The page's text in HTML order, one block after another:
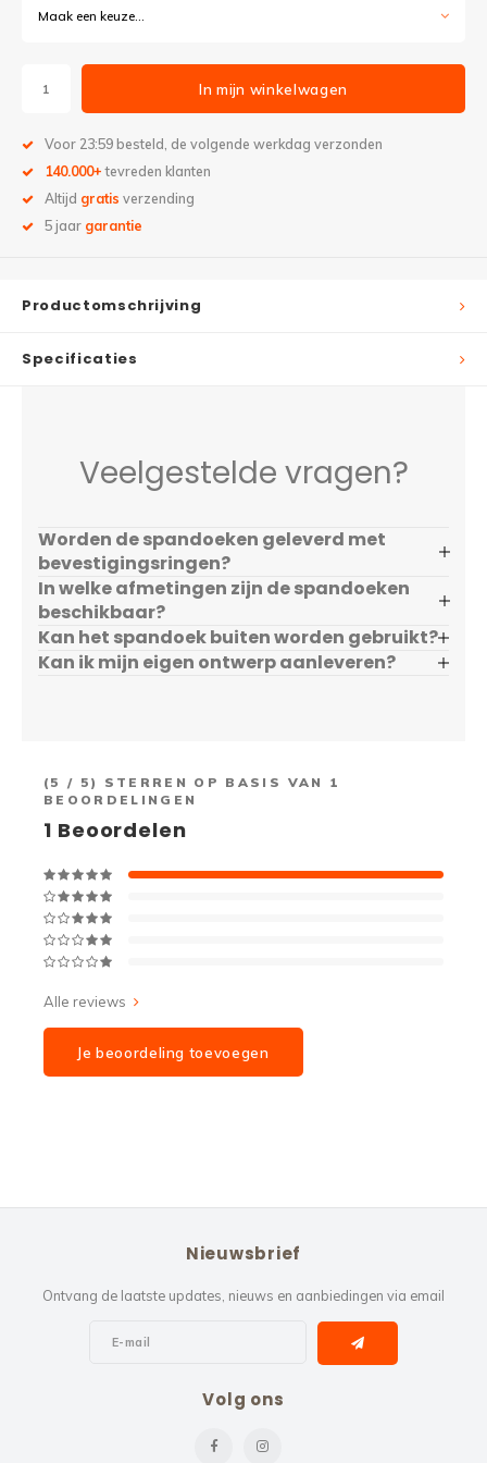
Maak een keuze...
In mijn winkelwagen
Voor 23:59 besteld, de volgende werkdag verzonden
140.000+ tevreden klanten
Altijd gratis verzending
5 jaar garantie
Productomschrijving
Specificaties
Veelgestelde vragen?
Worden de spandoeken geleverd met
bevestigingsringen?
In welke afmetingen zijn de spandoeken
beschikbaar?
Kan het spandoek buiten worden gebruikt?
Kan ik mijn eigen ontwerp aanleveren?
( 5 / 5) STERREN OP BASIS VAN 1
BEOORDELINGEN
1 Beoordelen
Alle reviews
Je beoordeling toevoegen
Nieuwsbrief
Ontvang de laatste updates, nieuws en aanbiedingen via email
Volg ons